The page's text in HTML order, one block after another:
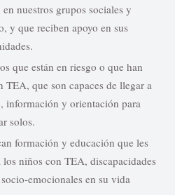
nuestros grupos sociales y
y que reciben apoyo en sus
que están en riesgo o que han
TEA, que son capaces de llegar a
información y orientación para
solos.
formación y educación que les
niños con TEA, discapacidades
emocionales en su vida